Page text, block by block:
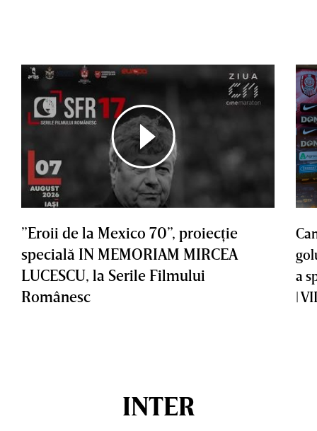
”Eroii de la Mexico 70”, proiecţie
specială IN MEMORIAM MIRCEA
LUCESCU, la Serile Filmului
Românesc
a
|
INTER